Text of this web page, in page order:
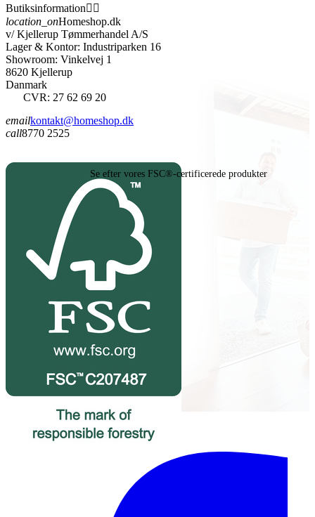
Butiksinformation 
location_onHomeshop.dk
v/ Kjellerup Tømmerhandel A/S
Lager & Kontor: Industriparken 16
Showroom: Vinkelvej 1
8620 Kjellerup
Danmark
CVR: 27 62 69 20
emailkontakt@homeshop.dk
call8770 2525
Se efter vores FSC®-certificerede produkter